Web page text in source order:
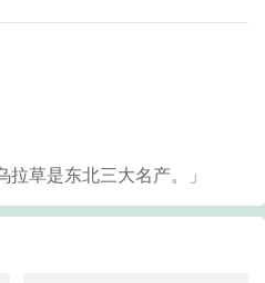
草是东北三大名产。」